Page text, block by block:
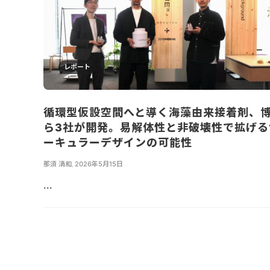
レポート
循環型仮設空間へと導く海藻由来接着剤、
ら3社が開発。易解体性と非破壊性で拡げ
ーキュラーデザインの可能性
那須 清和, 2026年5月15日
...